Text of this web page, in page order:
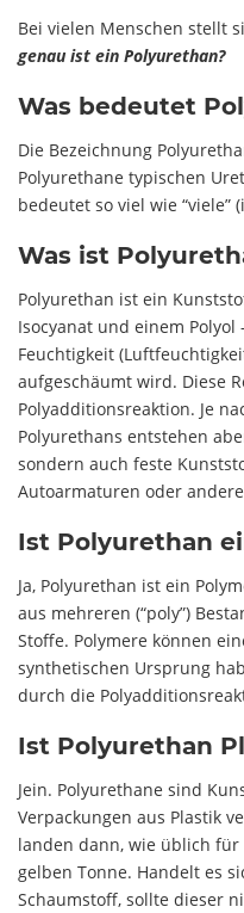
Bei vielen Menschen stellt
genau ist ein Polyurethan?
Was bedeutet
Die Bezeichnung
Polyurethane typischen
bedeutet so viel wie “viele”
Was ist
Polyurethan ist ein
Isocyanat und einem
Feuchtigkeit
aufgeschäumt wird. Diese
Polyadditionsreaktion. Je
Polyurethans entstehen
sondern auch feste
Autoarmaturen oder
Ist Polyurethan
Ja, Polyurethan ist ein
aus mehreren (“poly”)
Stoffe. Polymere können
synthetischen Ursprung
durch die
Ist Polyurethan
Jein. Polyurethane sind
Verpackungen aus Plastik
landen dann, wie üblich
gelben Tonne. Handelt es
Schaumstoff, sollte dieser